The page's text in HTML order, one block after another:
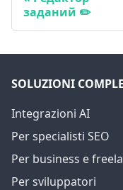
заданий ✏️
SOLUZIONI
Integrazioni AI
Per specialisti SEO
Per business e
Per sviluppatori